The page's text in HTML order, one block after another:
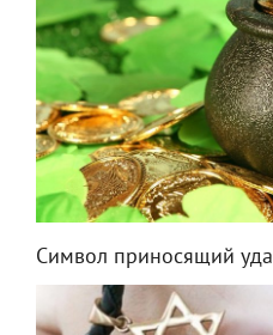
Символ приносящий